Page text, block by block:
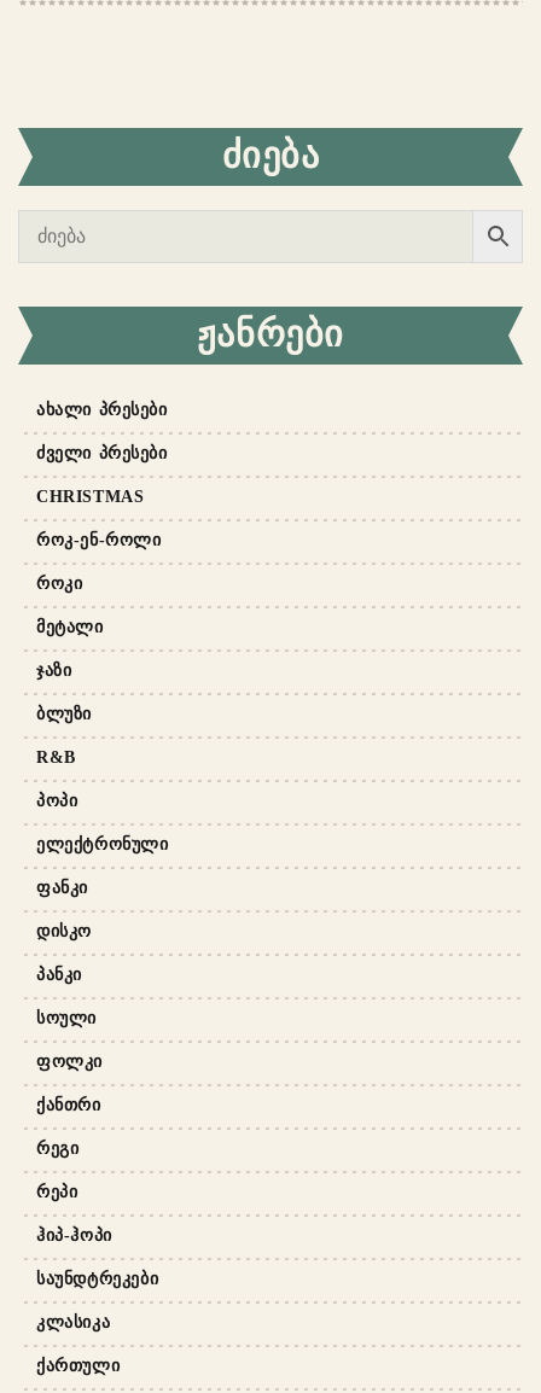
ᲫᲘᲔᲑᲐ
ᲟᲐᲜᲠᲔᲑᲘ
ᲐᲮᲐᲚᲘ ᲞᲠᲔᲡᲔᲑᲘ
ᲫᲕᲔᲚᲘ ᲞᲠᲔᲡᲔᲑᲘ
CHRISTMAS
ᲠᲝᲙ-ᲔᲜ-ᲠᲝᲚᲘ
ᲠᲝᲙᲘ
ᲛᲔᲢᲐᲚᲘ
ᲯᲐᲖᲘ
ᲑᲚᲣᲖᲘ
R&B
ᲞᲝᲞᲘ
ᲔᲚᲔᲥᲢᲠᲝᲜᲣᲚᲘ
ᲤᲐᲜᲙᲘ
ᲓᲘᲡᲙᲝ
ᲞᲐᲜᲙᲘ
ᲡᲝᲣᲚᲘ
ᲤᲝᲚᲙᲘ
ᲥᲐᲜᲗᲠᲘ
ᲠᲔᲒᲘ
ᲠᲔᲞᲘ
ᲰᲘᲞ-ᲰᲝᲞᲘ
ᲡᲐᲣᲜᲓᲢᲠᲔᲙᲔᲑᲘ
ᲙᲚᲐᲡᲘᲙᲐ
ᲥᲐᲠᲗᲣᲚᲘ